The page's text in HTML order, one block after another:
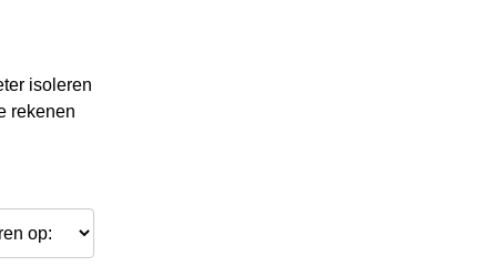
isoleren
rekenen